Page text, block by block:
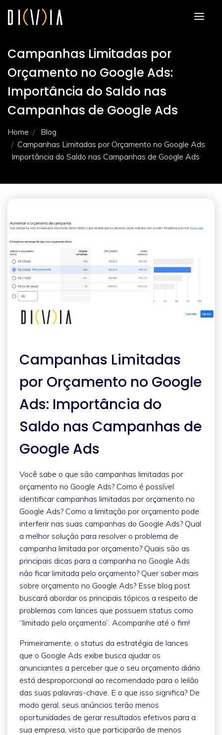
Campanhas Limitadas por
Orçamento no Google Ads:
Importância do Saldo nas
Campanhas de Google Ads
Home
Blog
Campanhas Limitadas por Orçamento no Google Ads:
Importância do Saldo nas Campanhas de Google Ads
Campanhas Limitadas
por Orçamento no Google
Ads: Importância do
Saldo nas Campanhas de
Google Ads
Você sabe o que são campanhas limitadas por
orçamento no Google Ads? Como é possível
identificar campanhas limitadas por orçamento no
Google Ads? Como a limitação por orçamento pode
interferir nas suas campanhas do Google Ads? Qual
a melhor solução para resolver o problema de
campanha limitada por orçamento? Quais são as
principais dicas para a campanha no Google Ads
não ficar limitada pelo orçamento? Quer saber mais
sobre orçamento no Google Ads? Esse blog post
buscará abordar os principais tópicos a respeito de
problemas com lances que possuem status como
“limitado pelo orçamento”. Acompanhe até o fim!
Primeiramente, o status da estratégia de lances
que o Google Ads exibe busca ajudar os
anunciantes a perceber que o seu orçamento diário
está desproporcional ao recomendado para o leilão
das suas palavras-chave. E o que isso significa? De
modo geral, seus anúncios terão menos
oportunidades de gerar resultados efetivos para a
sua empresa, visto que participarão de menos